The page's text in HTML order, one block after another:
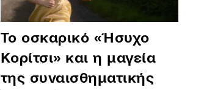
Το οσκαρικό «Ήσυχο
Κορίτσι» και η μαγεία
της συναισθηματικής